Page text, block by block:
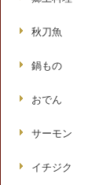
秋刀魚
鍋もの
おでん
サーモン
イチジク